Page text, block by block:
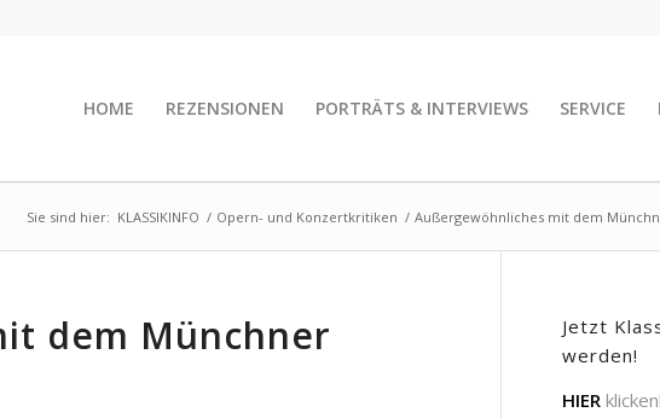
HOME REZENSIONEN PORTRÄTS & INTERVIEWS SERVICE
Sie sind hier: KLASSIKINFO / Opern- und Konzertkritiken / Außergewöhnliches mit dem
dem Münchner
Jetzt
werden!
HIER klicken!